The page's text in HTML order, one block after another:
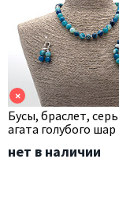
×
Бусы, браслет,
агата голубого шар
нет в наличии